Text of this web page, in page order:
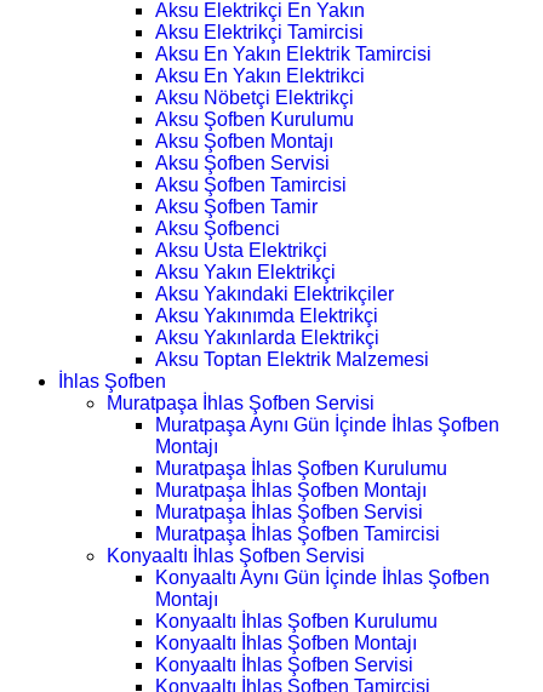
Aksu Elektrikçi En Yakın
Aksu Elektrikçi Tamircisi
Aksu En Yakın Elektrik Tamircisi
Aksu En Yakın Elektrikci
Aksu Nöbetçi Elektrikçi
Aksu Şofben Kurulumu
Aksu Şofben Montajı
Aksu Şofben Servisi
Aksu Şofben Tamircisi
Aksu Şofben Tamir
Aksu Şofbenci
Aksu Usta Elektrikçi
Aksu Yakın Elektrikçi
Aksu Yakındaki Elektrikçiler
Aksu Yakınımda Elektrikçi
Aksu Yakınlarda Elektrikçi
Aksu Toptan Elektrik Malzemesi
İhlas Şofben
Muratpaşa İhlas Şofben Servisi
Muratpaşa Aynı Gün İçinde İhlas Şofben
Montajı
Muratpaşa İhlas Şofben Kurulumu
Muratpaşa İhlas Şofben Montajı
Muratpaşa İhlas Şofben Servisi
Muratpaşa İhlas Şofben Tamircisi
Konyaaltı İhlas Şofben Servisi
Konyaaltı Aynı Gün İçinde İhlas Şofben
Montajı
Konyaaltı İhlas Şofben Kurulumu
Konyaaltı İhlas Şofben Montajı
Konyaaltı İhlas Şofben Servisi
Konyaaltı İhlas Şofben Tamircisi